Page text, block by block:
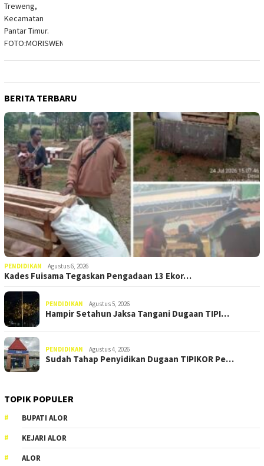
BERITA TERBARU
PENDIDIKAN Agustus 6, 2026
Kades Fuisama Tegaskan Pengadaan 13 Ekor…
PENDIDIKAN Agustus 5, 2026
Hampir Setahun Jaksa Tangani Dugaan TIPI…
PENDIDIKAN Agustus 4, 2026
Sudah Tahap Penyidikan Dugaan TIPIKOR Pe…
TOPIK POPULER
BUPATI ALOR
KEJARI ALOR
ALOR